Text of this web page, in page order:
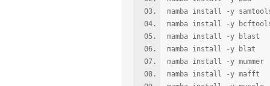
mamba install -y
mamba install -y
mamba install -y blast
mamba install -y blat
mamba install -y mummer
mamba install -y mafft